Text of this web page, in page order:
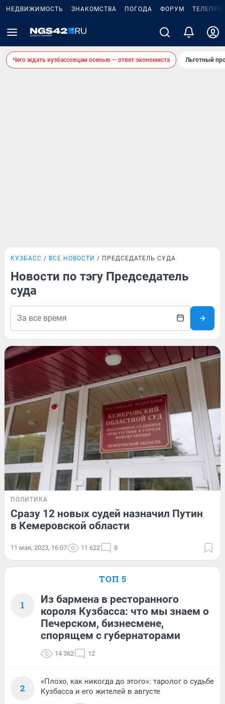
НЕДВИЖИМОСТЬ ЗНАКОМСТВА ПОГОДА ФОРУМ
Чего ждать кузбассовцам осенью — ответ экономиста Льготный
КУЗБАСС ВСЕ НОВОСТИ ПРЕДСЕДАТЕЛЬ СУДА
Новости по тэгу Председатель
суда
ПОЛИТИКА
Сразу 12 новых судей назначил Путин
в Кемеровской области
11 мая, 2023, 16:07 11 622 8
ТОП 5
1
Из бармена в ресторанного
короля Кузбасса: что мы знаем о
Печерском, бизнесмене,
спорящем с губернаторами
14 362 12
2
«Плохо, как никогда до этого»: таролог о судьбе
Кузбасса и его жителей в августе